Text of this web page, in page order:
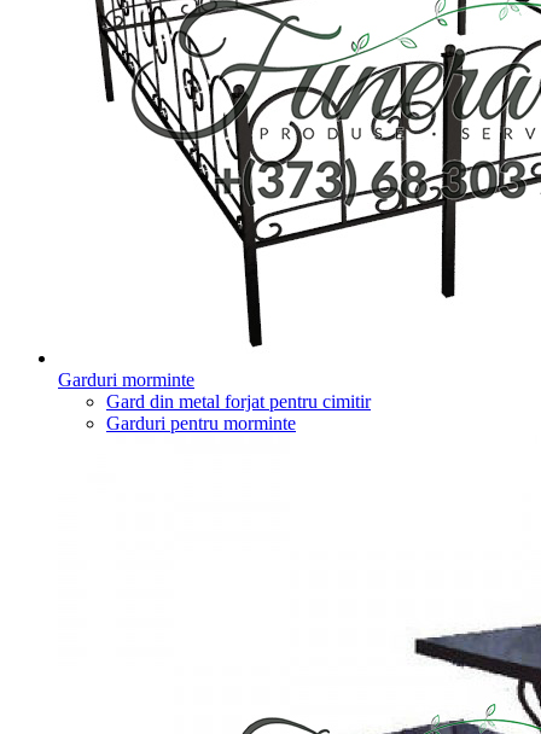
Garduri morminte
Gard din metal forjat pentru cimitir
Garduri pentru morminte